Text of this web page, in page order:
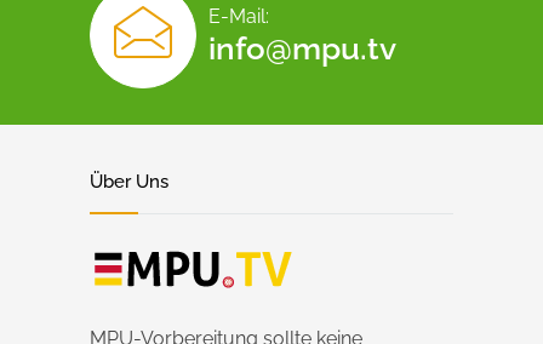
E-Mail:
info@mpu.tv
Über Uns
MPU-Vorbereitung sollte keine